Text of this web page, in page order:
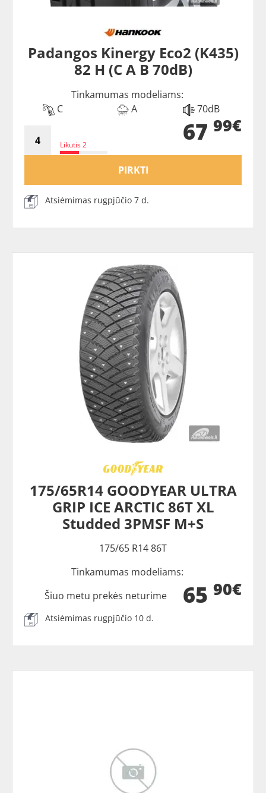
Padangos Kinergy Eco2 (K435)
82 H (C A B 70dB)
Tinkamumas modeliams:
C
A 70dB
Likutis 2 67 99€
PIRKTI
Atsiėmimas rugpjūčio 7 d.
175/65R14 GOODYEAR ULTRA
GRIP ICE ARCTIC 86T XL
Studded 3PMSF M+S
175/65 R14 86T
Tinkamumas modeliams:
65 90€
Šiuo metu prekės neturime
Atsiėmimas rugpjūčio 10 d.